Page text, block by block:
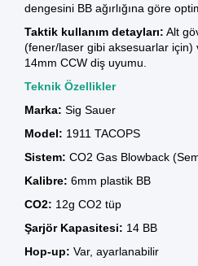
dengesini BB ağırlığına göre
Taktik kullanım detayları: Alt
(fener/laser gibi aksesuarlar için)
14mm CCW diş uyumu.
Teknik Özellikler
Marka: Sig Sauer
Model: 1911 TACOPS
Sistem: CO2 Gas Blowback
Kalibre: 6mm plastik BB
CO2: 12g CO2 tüp
Şarjör Kapasitesi: 14 BB
Hop-up: Var, ayarlanabilir